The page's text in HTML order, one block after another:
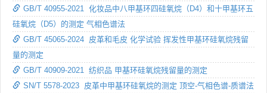
GB/T 40955-2021 化妆品中八甲基环四硅氧烷（D4）和十甲基环五
硅氧烷（D5）的测定 气相色谱法
GB/T 45065-2024 皮革和毛皮 化学试验 挥发性甲基环硅氧烷残留
量的测定
GB/T 40909-2021 纺织品 甲基环硅氧烷残留量的测定
SN/T 5578-2023 皮革中甲基环硅氧烷的测定 顶空-气相色谱-质谱法